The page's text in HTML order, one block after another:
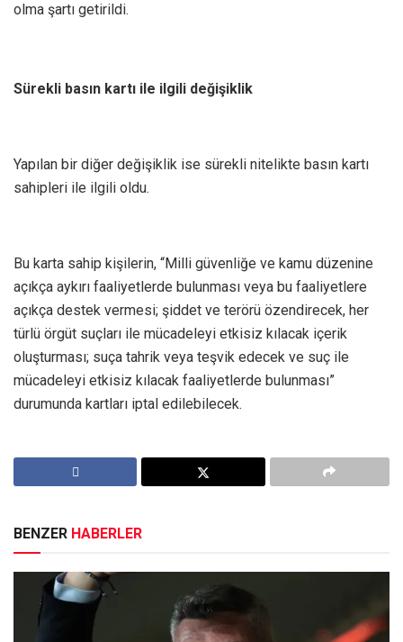
olma şartı getirildi.
Sürekli basın kartı ile ilgili değişiklik
Yapılan bir diğer değişiklik ise sürekli nitelikte basın kartı
sahipleri ile ilgili oldu.
Bu karta sahip kişilerin, “Milli güvenliğe ve kamu düzenine
açıkça aykırı faaliyetlerde bulunması veya bu faaliyetlere
açıkça destek vermesi; şiddet ve terörü özendirecek, her
türlü örgüt suçları ile mücadeleyi etkisiz kılacak içerik
oluşturması; suça tahrik veya teşvik edecek ve suç ile
mücadeleyi etkisiz kılacak faaliyetlerde bulunması”
durumunda kartları iptal edilebilecek.
BENZER HABERLER